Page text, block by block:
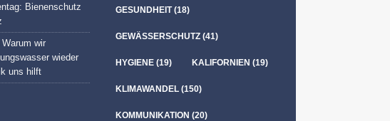
Bienenschutz
Warum wir
wieder
uns hilft
GESUNDHEIT(18)
GEWÄSSERSCHUTZ(41)
HYGIENE(19) KALIFORNIEN (19)
KLIMAWANDEL(150)
KOMMUNIKATION (20)